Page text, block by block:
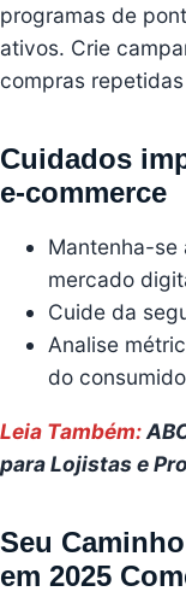
programas de
ativos. Crie
compras
Cuidados
e-commerce
Mantenha-se
mercado
Cuide da
Analise
do
Leia Também:
para Lojistas e
Seu
em 2025